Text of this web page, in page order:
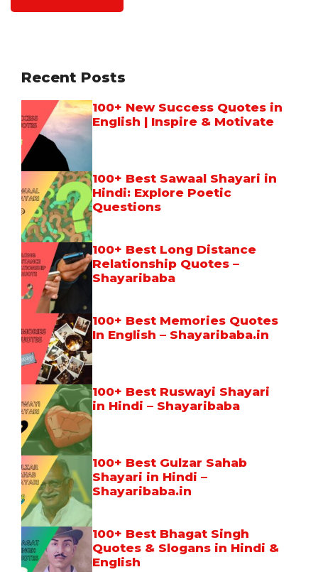
Recent Posts
100+ New Success Quotes in
English | Inspire & Motivate
100+ Best Sawaal Shayari in
Hindi: Explore Poetic
Questions
100+ Best Long Distance
Relationship Quotes –
Shayaribaba
100+ Best Memories Quotes
In English – Shayaribaba.in
100+ Best Ruswayi Shayari
in Hindi – Shayaribaba
100+ Best Gulzar Sahab
Shayari in Hindi –
Shayaribaba.in
100+ Best Bhagat Singh
Quotes & Slogans in Hindi &
English